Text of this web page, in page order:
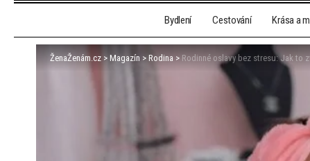
Bydlení Cestování Krása a
ŽenaŽenám.cz > Magazín > Rodina > Rodinné oslavy bez stresu: Jak to